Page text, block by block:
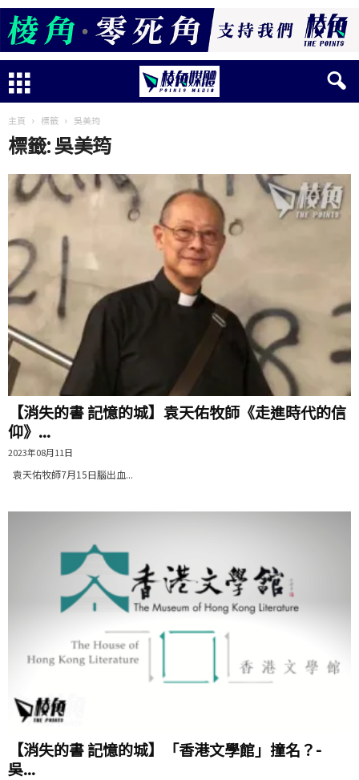
主頁 標籤 吳美筠
標籤: 吳美筠
【消失的書 記憶的城】袁天佑牧師《走進時代的信
仰》...
2023年08月11日
袁天佑牧師7月15日腦出血...
【消失的書 記憶的城】「香港文學館」撞名？-
吳...